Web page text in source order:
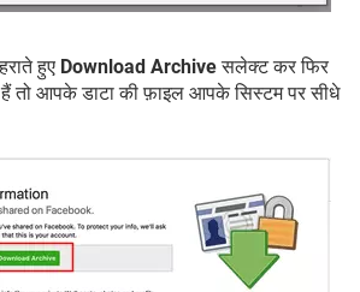
हुए Download Archiveसलेक्ट कर फिर
हैं तो आपके डाटा की फ़ाइल आपके सिस्टम पर सीधे